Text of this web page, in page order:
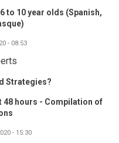
to 10 year olds (Spanish,
- 08:53
Strategies?
48 hours - Compilation of
- 15:30